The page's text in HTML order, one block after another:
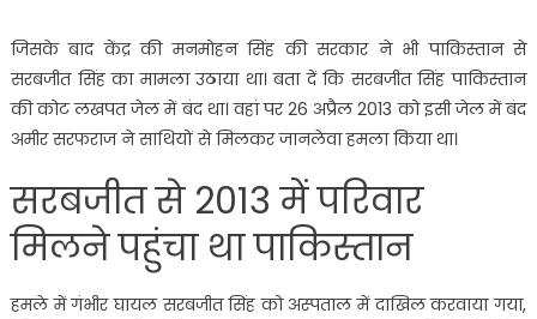
जिसके बाद केंद्र की मनमोहन सिंह की सरकार ने भी पाकिस्तान से
सरबजीत सिंह का मामला उठाया था। बता दें कि सरबजीत सिंह पाकिस्तान
की कोट लखपत जेल में बंद था। वहां पर 26 अप्रैल 2013 को इसी जेल में बंद
अमीर सरफराज ने साथियों से मिलकर जानलेवा हमला किया था।
सरबजीत से 2013 में परिवार
मिलने पहुंचा था पाकिस्‍तान
हमले में गंभीर घायल सरबजीत सिंह को अस्पताल में दाखिल करवाया गया,